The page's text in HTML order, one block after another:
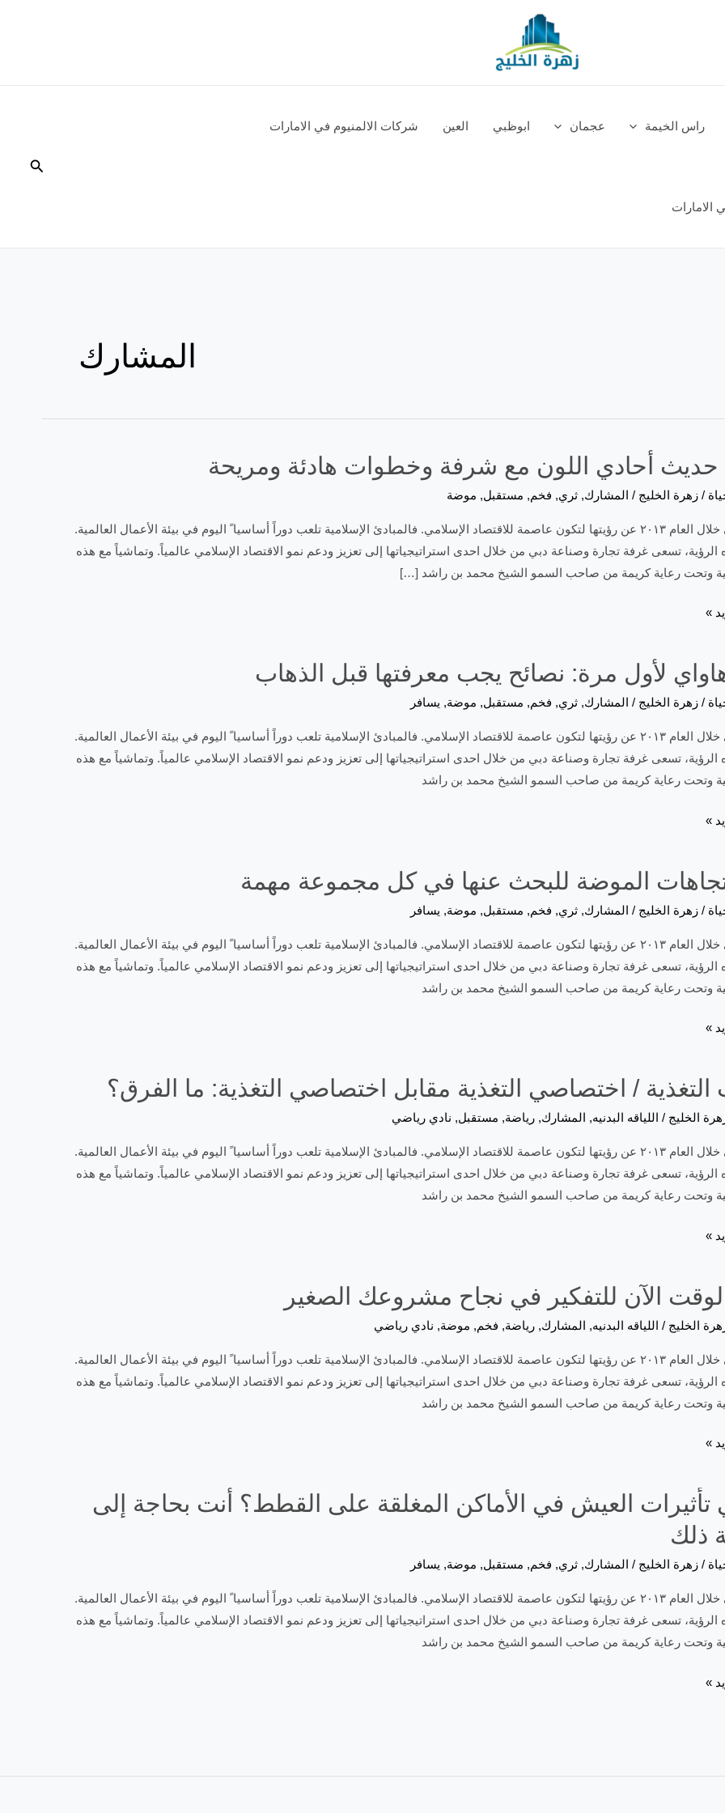
راس الخيمة عجمان ابوظبي العين شركات الالمنيوم في الامارات
الامارات
البحث
المشارك
حديث أحادي اللون مع شرفة وخطوات هادئة ومريحة
/زهرة الخليج/ المشارك,ثري, فخم, مستقبل, موضة
أعلنت دبي خلال العام ٢٠١٣ عن رؤيتها لتكون عاصمة للاقتصاد الإسلامي. فالمبادئ الإسلامية تلعب دوراً أساسيا ً اليوم في بيئة الأعمال العالمية.
الرؤية، تسعى غرفة تجارة وصناعة دبي من خلال احدى استراتيجياتها إلى تعزيز ودعم نمو الاقتصاد الإسلامي عالمياً. وتماشياً مع هذه
وتحت رعاية كريمة من صاحب السمو الشيخ محمد بن راشد […]
»
لأول مرة: نصائح يجب معرفتها قبل الذهاب
/زهرة الخليج/ المشارك,ثري, فخم, مستقبل, موضة, يسافر
أعلنت دبي خلال العام ٢٠١٣ عن رؤيتها لتكون عاصمة للاقتصاد الإسلامي. فالمبادئ الإسلامية تلعب دوراً أساسيا ً اليوم في بيئة الأعمال العالمية.
الرؤية، تسعى غرفة تجارة وصناعة دبي من خلال احدى استراتيجياتها إلى تعزيز ودعم نمو الاقتصاد الإسلامي عالمياً. وتماشياً مع هذه
وتحت رعاية كريمة من صاحب السمو الشيخ محمد بن راشد
»
الموضة للبحث عنها في كل مجموعة مهمة
/زهرة الخليج/ المشارك,ثري, فخم, مستقبل, موضة, يسافر
أعلنت دبي خلال العام ٢٠١٣ عن رؤيتها لتكون عاصمة للاقتصاد الإسلامي. فالمبادئ الإسلامية تلعب دوراً أساسيا ً اليوم في بيئة الأعمال العالمية.
الرؤية، تسعى غرفة تجارة وصناعة دبي من خلال احدى استراتيجياتها إلى تعزيز ودعم نمو الاقتصاد الإسلامي عالمياً. وتماشياً مع هذه
وتحت رعاية كريمة من صاحب السمو الشيخ محمد بن راشد
»
/ اختصاصي التغذية مقابل اختصاصي التغذية: ما الفرق؟
الخليج/ اللياقه البدنيه, المشارك,رياضة, مستقبل, نادي رياضي
أعلنت دبي خلال العام ٢٠١٣ عن رؤيتها لتكون عاصمة للاقتصاد الإسلامي. فالمبادئ الإسلامية تلعب دوراً أساسيا ً اليوم في بيئة الأعمال العالمية.
الرؤية، تسعى غرفة تجارة وصناعة دبي من خلال احدى استراتيجياتها إلى تعزيز ودعم نمو الاقتصاد الإسلامي عالمياً. وتماشياً مع هذه
وتحت رعاية كريمة من صاحب السمو الشيخ محمد بن راشد
»
الآن للتفكير في نجاح مشروعك الصغير
الخليج/ اللياقه البدنيه, المشارك,رياضة, فخم, موضة, نادي رياضي
أعلنت دبي خلال العام ٢٠١٣ عن رؤيتها لتكون عاصمة للاقتصاد الإسلامي. فالمبادئ الإسلامية تلعب دوراً أساسيا ً اليوم في بيئة الأعمال العالمية.
الرؤية، تسعى غرفة تجارة وصناعة دبي من خلال احدى استراتيجياتها إلى تعزيز ودعم نمو الاقتصاد الإسلامي عالمياً. وتماشياً مع هذه
وتحت رعاية كريمة من صاحب السمو الشيخ محمد بن راشد
»
تأثيرات العيش في الأماكن المغلقة على القطط؟ أنت بحاجة إلى
ذلك
/زهرة الخليج/ المشارك,ثري, فخم, مستقبل, موضة, يسافر
أعلنت دبي خلال العام ٢٠١٣ عن رؤيتها لتكون عاصمة للاقتصاد الإسلامي. فالمبادئ الإسلامية تلعب دوراً أساسيا ً اليوم في بيئة الأعمال العالمية.
الرؤية، تسعى غرفة تجارة وصناعة دبي من خلال احدى استراتيجياتها إلى تعزيز ودعم نمو الاقتصاد الإسلامي عالمياً. وتماشياً مع هذه
وتحت رعاية كريمة من صاحب السمو الشيخ محمد بن راشد
»